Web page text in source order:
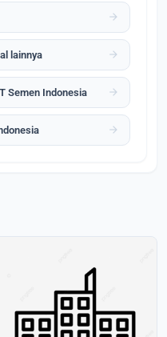
arrow_forward
lainnya arrow_forward
Semen Indonesia arrow_forward
arrow_forward